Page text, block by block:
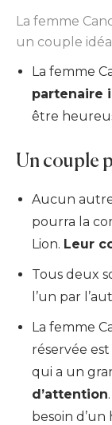
La femme
un couple
La femme
partenaire
être
Un couple
Aucun
pourra la
Lion. Leur
Tous deux
l’un par
La femme
réservée
qui a un
d’attention
besoin